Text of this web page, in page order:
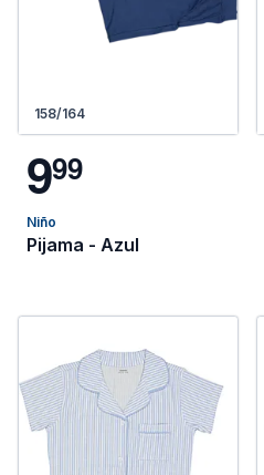
158/164
999
Niño
Pijama - Azul